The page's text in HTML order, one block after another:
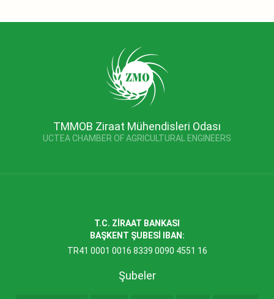
TMMOB Ziraat Mühendisleri Odası
UCTEA CHAMBER OF AGRICULTURAL ENGINEERS
T.C. ZİRAAT BANKASI
BAŞKENT ŞUBESİ IBAN:
TR41 0001 0016 8339 0090 4551 16
Şubeler